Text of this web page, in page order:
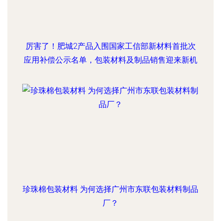
厉害了！肥城2产品入围国家工信部新材料首批次
应用补偿公示名单，包装材料及制品销售迎来新机
珍珠棉包装材料 为何选择广州市东联包装材料制品
厂？